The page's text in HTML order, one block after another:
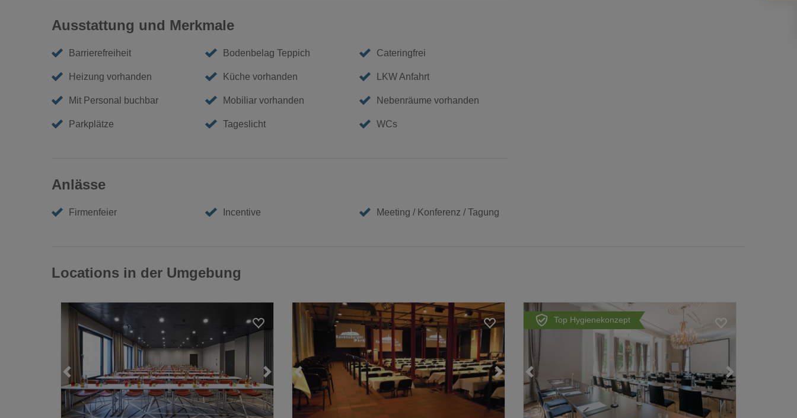
Ausstattung und Merkmale
Barrierefreiheit Bodenbelag Teppich Cateringfrei
Heizung vorhanden Küche vorhanden LKW Anfahrt
Mit Personal buchbar Mobiliar vorhanden Nebenräume vorhanden
Parkplätze Tageslicht WCs
Anlässe
Firmenfeier Incentive Meeting / Konferenz / Tagung
Locations in der Umgebung
Loading... Loading...
Loading... Loading... Loading...
Top Hygienekonzept
Loading... Loading...